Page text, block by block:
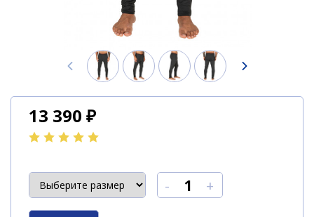
13 390 ₽
- +